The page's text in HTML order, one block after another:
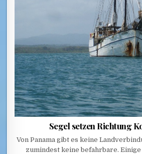
Segel setzen Richtung
Von Panama gibt es keine
zumindest keine befahrbare.